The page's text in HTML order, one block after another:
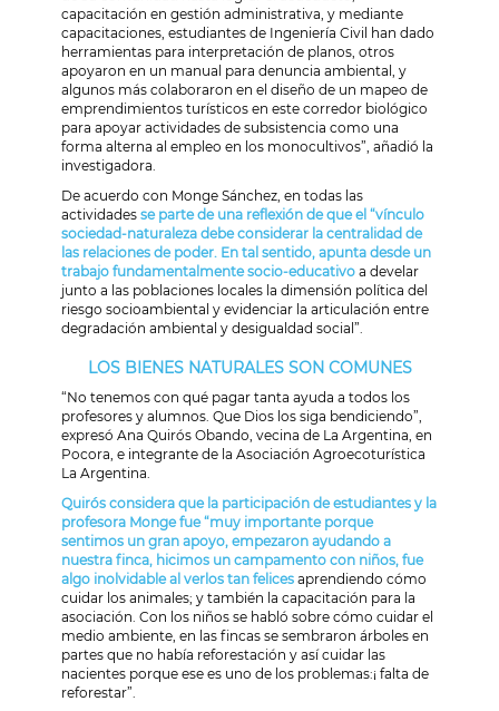
capacitación en gestión administrativa, y mediante
capacitaciones, estudiantes de Ingeniería Civil han dado
herramientas para interpretación de planos, otros
apoyaron en un manual para denuncia ambiental, y
algunos más colaboraron en el diseño de un mapeo de
emprendimientos turísticos en este corredor biológico
para apoyar actividades de subsistencia como una
forma alterna al empleo en los monocultivos”, añadió la
investigadora.
De acuerdo con Monge Sánchez, en todas las
actividades se parte de una reflexión de que el “vínculo
sociedad-naturaleza debe considerar la centralidad de
las relaciones de poder. En tal sentido, apunta desde un
trabajo fundamentalmente socio-educativo a develar
junto a las poblaciones locales la dimensión política del
riesgo socioambiental y evidenciar la articulación entre
degradación ambiental y desigualdad social”.
LOS BIENES NATURALES SON COMUNES
“No tenemos con qué pagar tanta ayuda a todos los
profesores y alumnos. Que Dios los siga bendiciendo”,
expresó Ana Quirós Obando, vecina de La Argentina, en
Pocora, e integrante de la Asociación Agroecoturística
La Argentina.
Quirós considera que la participación de estudiantes y la
profesora Monge fue “muy importante porque
sentimos un gran apoyo, empezaron ayudando a
nuestra finca, hicimos un campamento con niños, fue
algo inolvidable al verlos tan felices aprendiendo cómo
cuidar los animales; y también la capacitación para la
asociación. Con los niños se habló sobre cómo cuidar el
medio ambiente, en las fincas se sembraron árboles en
partes que no había reforestación y así cuidar las
nacientes porque ese es uno de los problemas:¡ falta de
reforestar”.